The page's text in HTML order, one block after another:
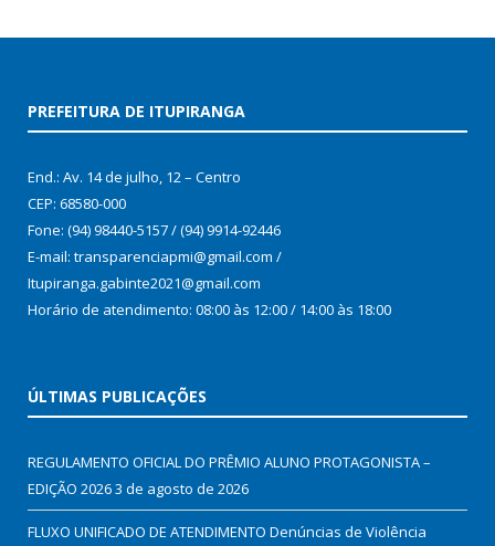
PREFEITURA DE ITUPIRANGA
End.: Av. 14 de julho, 12 – Centro
CEP: 68580-000
Fone: (94) 98440-5157 / (94) 9914-92446
E-mail: transparenciapmi@gmail.com /
Itupiranga.gabinte2021@gmail.com
Horário de atendimento: 08:00 às 12:00 / 14:00 às 18:00
ÚLTIMAS PUBLICAÇÕES
REGULAMENTO OFICIAL DO PRÊMIO ALUNO PROTAGONISTA –
EDIÇÃO 20263 de agosto de 2026
FLUXO UNIFICADO DE ATENDIMENTO Denúncias de Violência